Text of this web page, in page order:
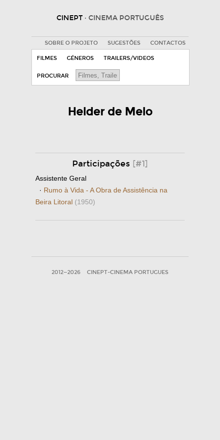
CINEPT · CINEMA PORTUGUÊS
SOBRE O PROJETO SUGESTÕES CONTACTOS
FILMES GÉNEROS TRAILERS/VIDEOS
PROCURAR
Helder de Melo
Participações [#1]
Assistente Geral
· Rumo à Vida - A Obra de Assistência na
Beira Litoral (1950)
2012—2026 CINEPT-CINEMA PORTUGUES